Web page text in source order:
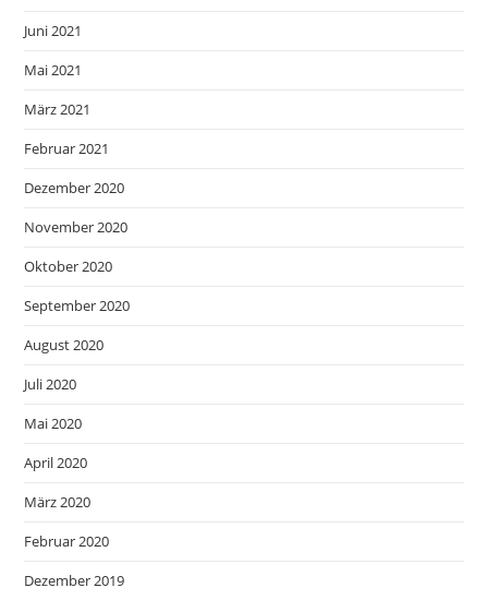
Juni 2021
Mai 2021
März 2021
Februar 2021
Dezember 2020
November 2020
Oktober 2020
September 2020
August 2020
Juli 2020
Mai 2020
April 2020
März 2020
Februar 2020
Dezember 2019